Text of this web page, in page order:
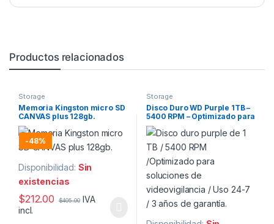
Productos relacionados
Storage
Memoria Kingston micro SD
CANVAS plus 128gb.
-48%
Disponibilidad: Sin
existencias
$212.00 $405.00 IVA
incl.
Storage
Disco Duro WD Purple 1TB –
5400 RPM – Optimizado para
Videovigilancia